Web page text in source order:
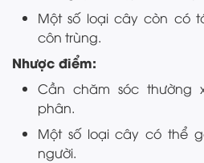
Một số loại cây còn có
côn trùng.
Nhược điểm:
Cần chăm sóc thường
phân.
Một số loại cây có thể
người.